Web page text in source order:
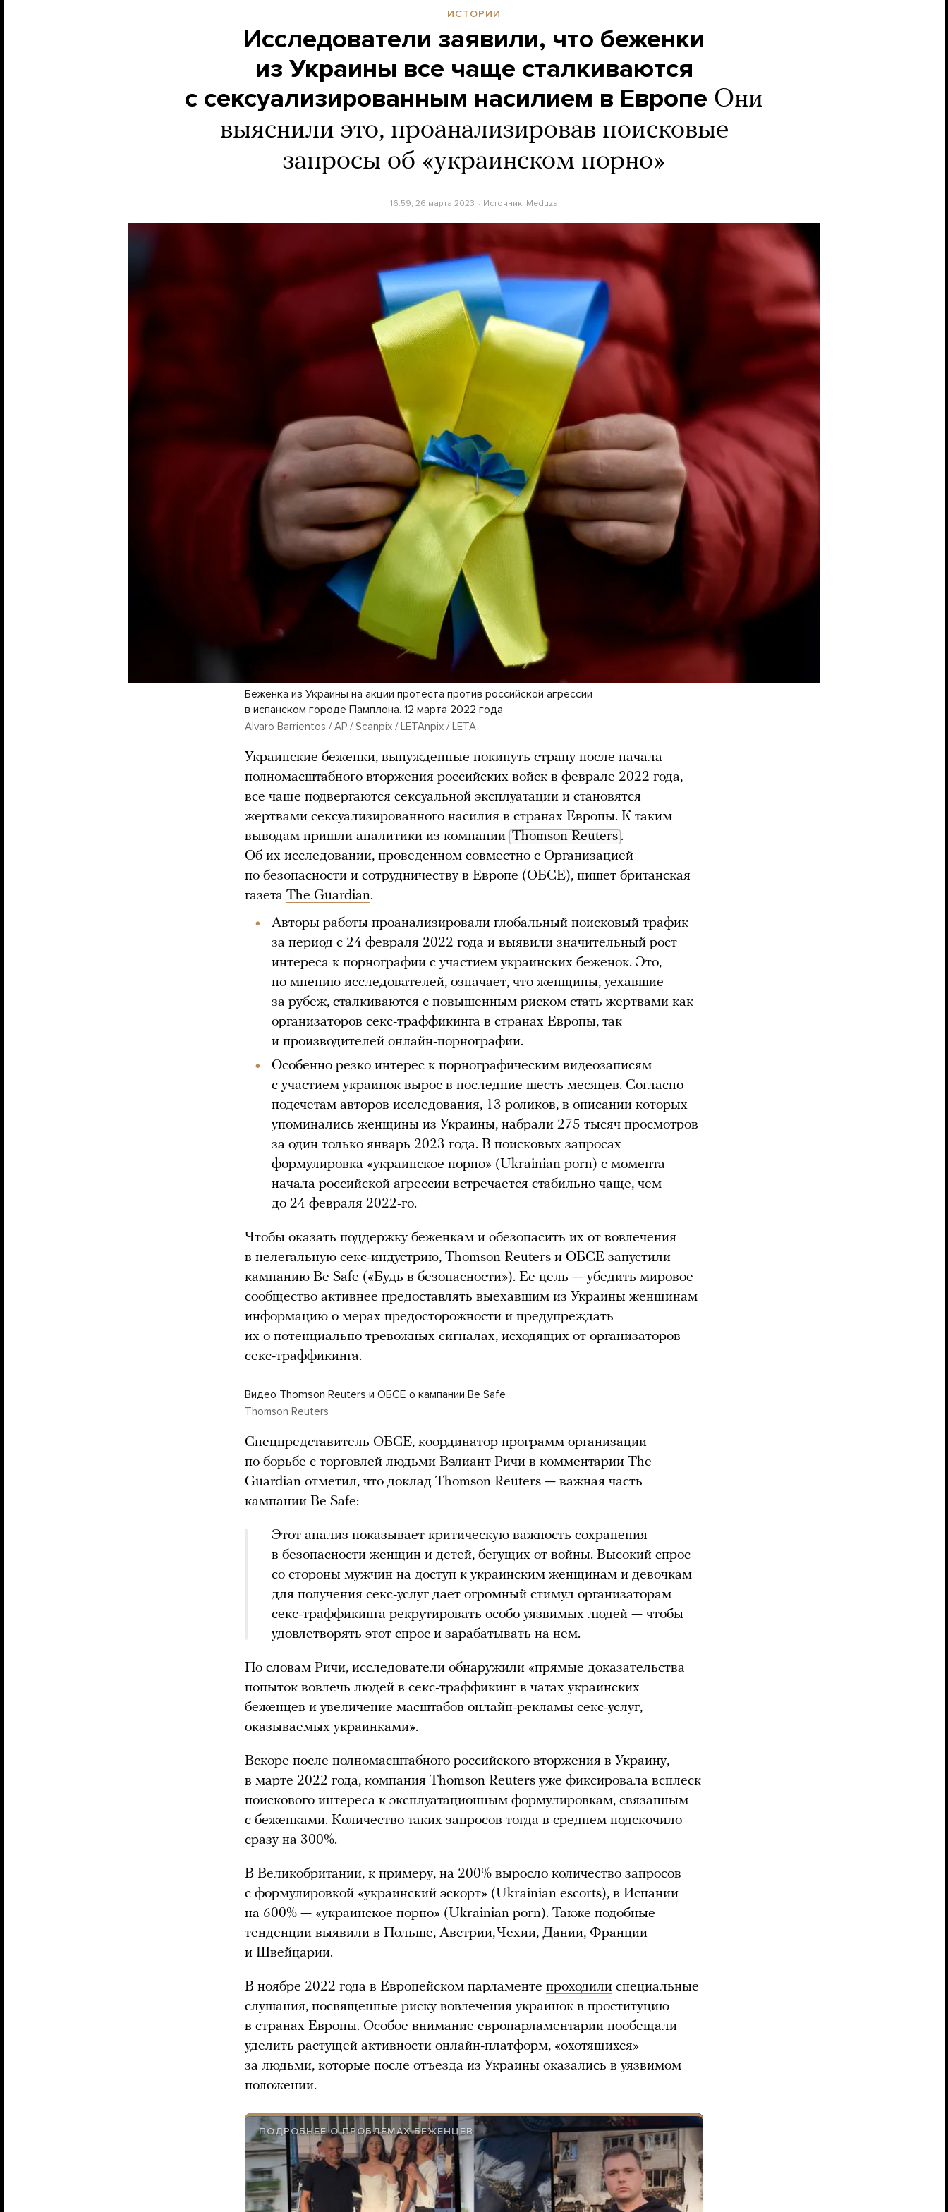
ИСТОРИИ
Исследователи заявили, что беженки
из Украины все чаще сталкиваются
с сексуализированным насилием в Европе Они
выяснили это, проанализировав поисковые
запросы об «украинском порно»
16:59, 26 марта 2023 Источник: Meduza
Беженка из Украины на акции протеста против российской агрессии
в испанском городе Памплона. 12 марта 2022 года
Alvaro Barrientos / AP / Scanpix / LETAnpix / LETA
Украинские беженки, вынужденные покинуть страну после начала
полномасштабного вторжения российских войск в феврале 2022 года,
все чаще подвергаются сексуальной эксплуатации и становятся
жертвами сексуализированного насилия в странах Европы. К таким
выводам пришли аналитики из компании Thomson Reuters .
Об их исследовании, проведенном совместно с Организацией
по безопасности и сотрудничеству в Европе (ОБСЕ), пишет британская
газета The Guardian.
Авторы работы проанализировали глобальный поисковый трафик
за период с 24 февраля 2022 года и выявили значительный рост
интереса к порнографии с участием украинских беженок. Это,
по мнению исследователей, означает, что женщины, уехавшие
за рубеж, сталкиваются с повышенным риском стать жертвами как
организаторов секс-траффикинга в странах Европы, так
и производителей онлайн-порнографии.
Особенно резко интерес к порнографическим видеозаписям
с участием украинок вырос в последние шесть месяцев. Согласно
подсчетам авторов исследования, 13 роликов, в описании которых
упоминались женщины из Украины, набрали 275 тысяч просмотров
за один только январь 2023 года. В поисковых запросах
формулировка «украинское порно» (Ukrainian porn) с момента
начала российской агрессии встречается стабильно чаще, чем
до 24 февраля 2022-го.
Чтобы оказать поддержку беженкам и обезопасить их от вовлечения
в нелегальную секс-индустрию, Thomson Reuters и ОБСЕ запустили
кампанию Be Safe («Будь в безопасности»). Ее цель — убедить мировое
сообщество активнее предоставлять выехавшим из Украины женщинам
информацию о мерах предосторожности и предупреждать
их о потенциально тревожных сигналах, исходящих от организаторов
секс-траффикинга.
Видео Thomson Reuters и ОБСЕ о кампании Be Safe
Thomson Reuters
Спецпредставитель ОБСЕ, координатор программ организации
по борьбе с торговлей людьми Вэлиант Ричи в комментарии The
Guardian отметил, что доклад Thomson Reuters — важная часть
кампании Be Safe:
Этот анализ показывает критическую важность сохранения
в безопасности женщин и детей, бегущих от войны. Высокий спрос
со стороны мужчин на доступ к украинским женщинам и девочкам
для получения секс-услуг дает огромный стимул организаторам
секс-траффикинга рекрутировать особо уязвимых людей — чтобы
удовлетворять этот спрос и зарабатывать на нем.
По словам Ричи, исследователи обнаружили «прямые доказательства
попыток вовлечь людей в секс-траффикинг в чатах украинских
беженцев и увеличение масштабов онлайн-рекламы секс-услуг,
оказываемых украинками».
Вскоре после полномасштабного российского вторжения в Украину,
в марте 2022 года, компания Thomson Reuters уже фиксировала всплеск
поискового интереса к эксплуатационным формулировкам, связанным
с беженками. Количество таких запросов тогда в среднем подскочило
сразу на 300%.
В Великобритании, к примеру, на 200% выросло количество запросов
с формулировкой «украинский эскорт» (Ukrainian escorts), в Испании
на 600% — «украинское порно» (Ukrainian porn). Также подобные
тенденции выявили в Польше, Австрии, Чехии, Дании, Франции
и Швейцарии.
В ноябре 2022 года в Европейском парламенте проходили специальные
слушания, посвященные риску вовлечения украинок в проституцию
в странах Европы. Особое внимание европарламентарии пообещали
уделить растущей активности онлайн-платформ, «охотящихся»
за людьми, которые после отъезда из Украины оказались в уязвимом
положении.
ПОДРОБНЕЕ О ПРОБЛЕМАХ БЕЖЕНЦЕВ